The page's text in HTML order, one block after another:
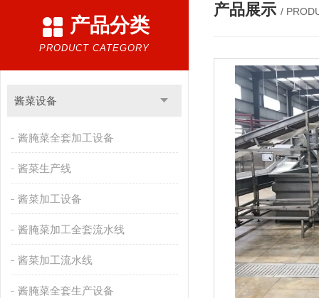
产品分类
PRODUCT CATEGORY
酱菜设备
酱腌菜全套加工设备
酱菜生产线
酱菜加工设备
酱腌菜加工全套流水线
酱菜加工流水线
酱腌菜全套生产设备
产品展示 /